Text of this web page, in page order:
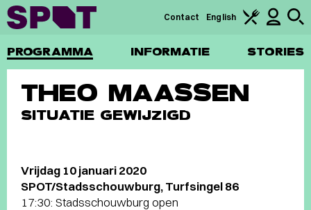
PROGRAMMA INFORMATIE STORIES
Contact English
THEO MAASSEN
SITUATIE GEWIJZIGD
Vrijdag 10 januari 2020
SPOT/Stadsschouwburg, Turfsingel 86
17:30: Stadsschouwburg open